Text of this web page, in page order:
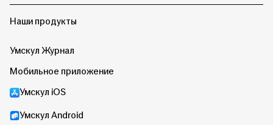
Наши продукты
Умскул Журнал
Мобильное приложение
Умскул iOS
Умскул Android